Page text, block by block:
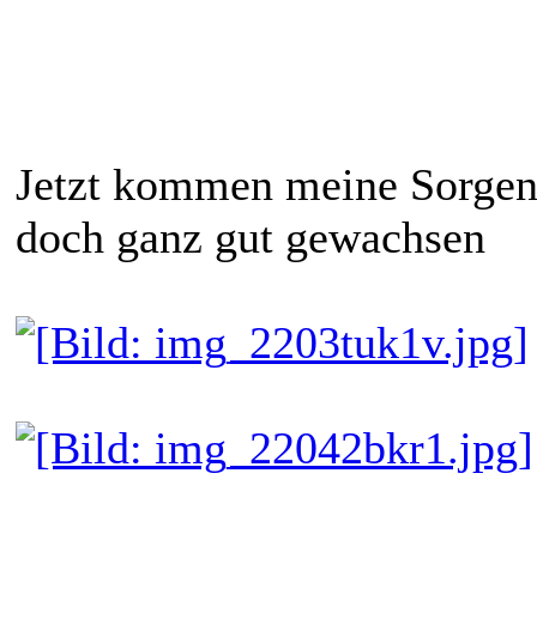
Jetzt kommen meine
doch ganz gut gewachsen